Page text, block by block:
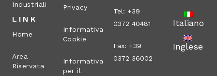
Industriali
LINK
Home
Area
Riservata
Privacy
Informativa
Cookie
Informativa
per il
Tel: +39
0372 40481
Fax: +39
0372 36002
Italiano
Inglese